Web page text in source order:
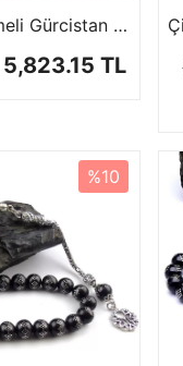
Gümüş İşlemeli Gürcistan Oltu Tesbih
5,823.15 TL
%10